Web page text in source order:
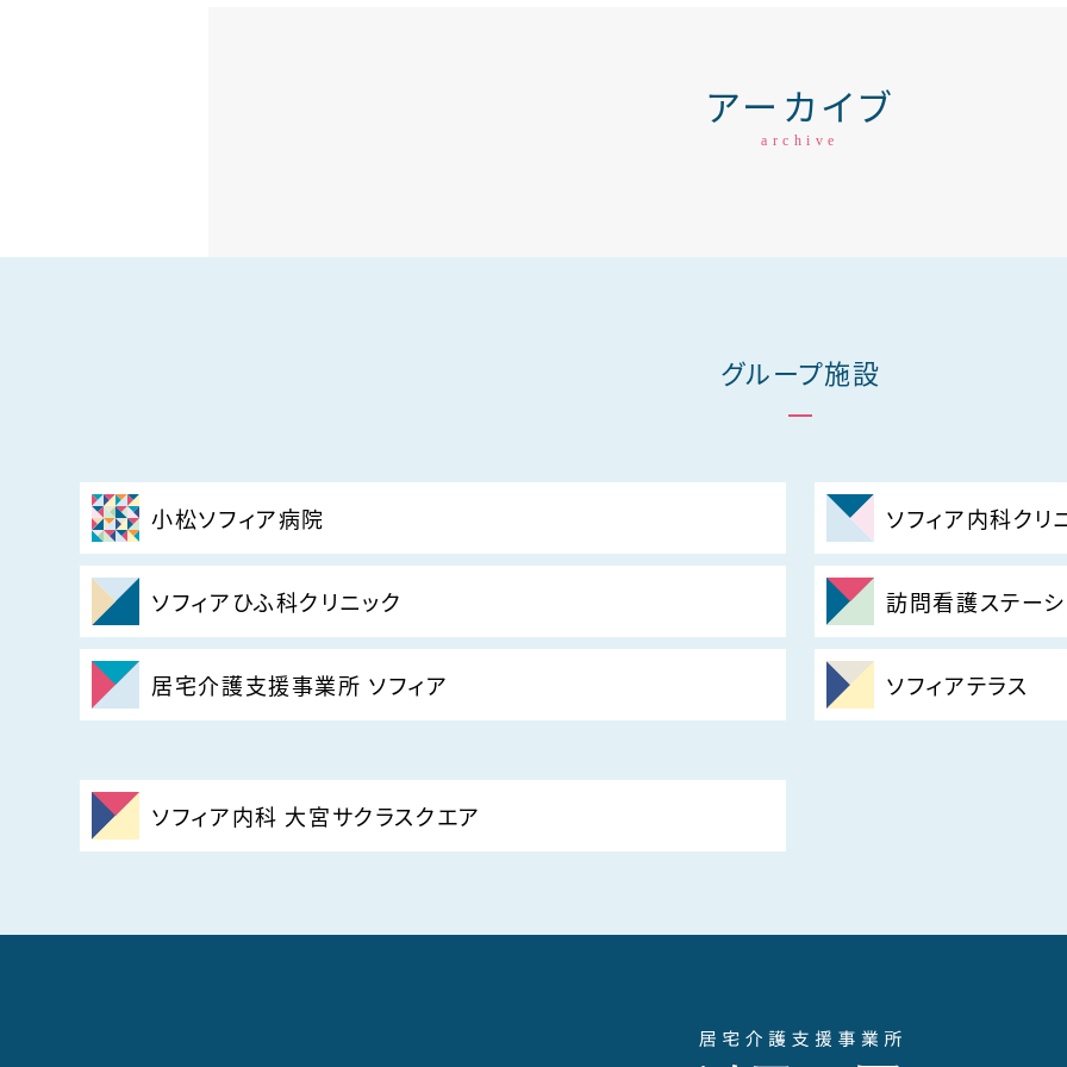
アーカイブ
archive
グループ施設
小松ソフィア病院 ソフィア内科クリ
ソフィアひふ科クリニック 訪問看護ステー
居宅介護支援事業所 ソフィア ソフィアテラス
ソフィア内科 大宮サクラスクエア